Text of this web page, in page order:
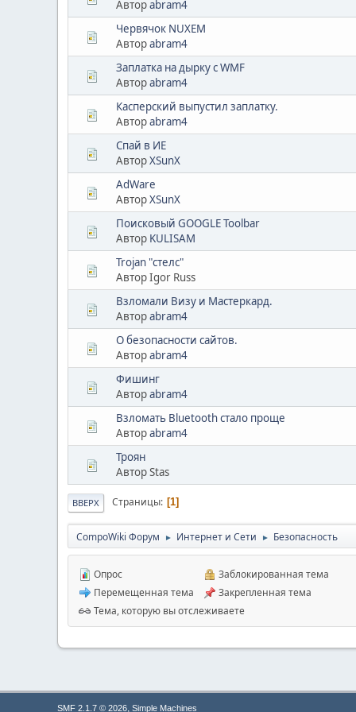
Авторabram4
Червячок NUXEM
Авторabram4
Заплатка на дырку с WMF
Авторabram4
Касперский выпустил заплатку.
Авторabram4
Спай в ИЕ
АвторXSunX
AdWare
АвторXSunX
Поисковый GOOGLE Toolbar
Автор KULISAM
Trojan "стелс"
Автор Igor Russ
Взломали Визу и Мастеркард.
Авторabram4
О безопасности сайтов.
Авторabram4
Фишинг
Авторabram4
Взломать Bluetooth стало проще
Авторabram4
Троян
Автор Stas
ВВЕРХ Страницы 1
CompoWiki Форум ► Интернет и Сети ► Безопасность
Опрос
Перемещенная тема
Заблокированная тема
Закрепленная тема
Тема, которую вы отслеживаете
SMF 2.1.7 © 2026, Simple Machines